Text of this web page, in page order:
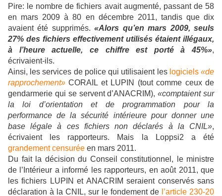
Pire: le nombre de fichiers avait augmenté, passant de 58
en mars 2009 à 80 en décembre 2011, tandis que dix
avaient été supprimés.«Alors qu’en mars 2009, seuls
27% des fichiers effectivement utilisés étaient illégaux,
à l’heure actuelle, ce chiffre est porté à 45%»,
écrivaient-ils.
Ainsi, les services de police qui utilisaient les logiciels«de
rapprochement» CORAIL et LUPIN (tout comme ceux de
gendarmerie qui se servent d’ANACRIM),«comptaient sur
la loi d’orientation et de programmation pour la
performance de la sécurité intérieure pour donner une
base légale à ces fichiers non déclarés à la CNIL»,
écrivaient les rapporteurs. Mais la Loppsi2 a été
grandement censurée en mars 2011.
Du fait la décision du Conseil constitutionnel, le ministre
de l’Intérieur a informé les rapporteurs, en août 2011, que
les fichiers LUPIN et ANACRIM seraient conservés sans
déclaration à la CNIL, sur le fondement de l’article 230-20